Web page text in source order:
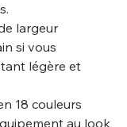
largeur
si vous
légère et
18 couleurs
au look